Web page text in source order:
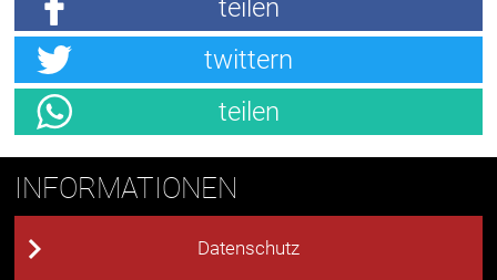
teilen
twittern
teilen
INFORMATIONEN
Datenschutz